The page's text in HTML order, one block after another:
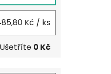
Kč / ks
Ušetříte 0 Kč